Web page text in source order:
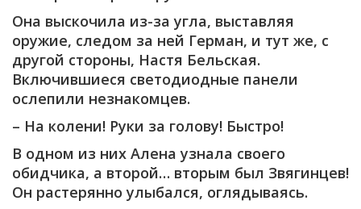
Она выскочила из-за угла, выставляя
оружие, следом за ней Герман, и тут же, с
другой стороны, Настя Бельская.
Включившиеся светодиодные панели
ослепили незнакомцев.
– На колени! Руки за голову! Быстро!
В одном из них Алена узнала своего
обидчика, а второй… вторым был Звягинцев!
Он растерянно улыбался, оглядываясь.